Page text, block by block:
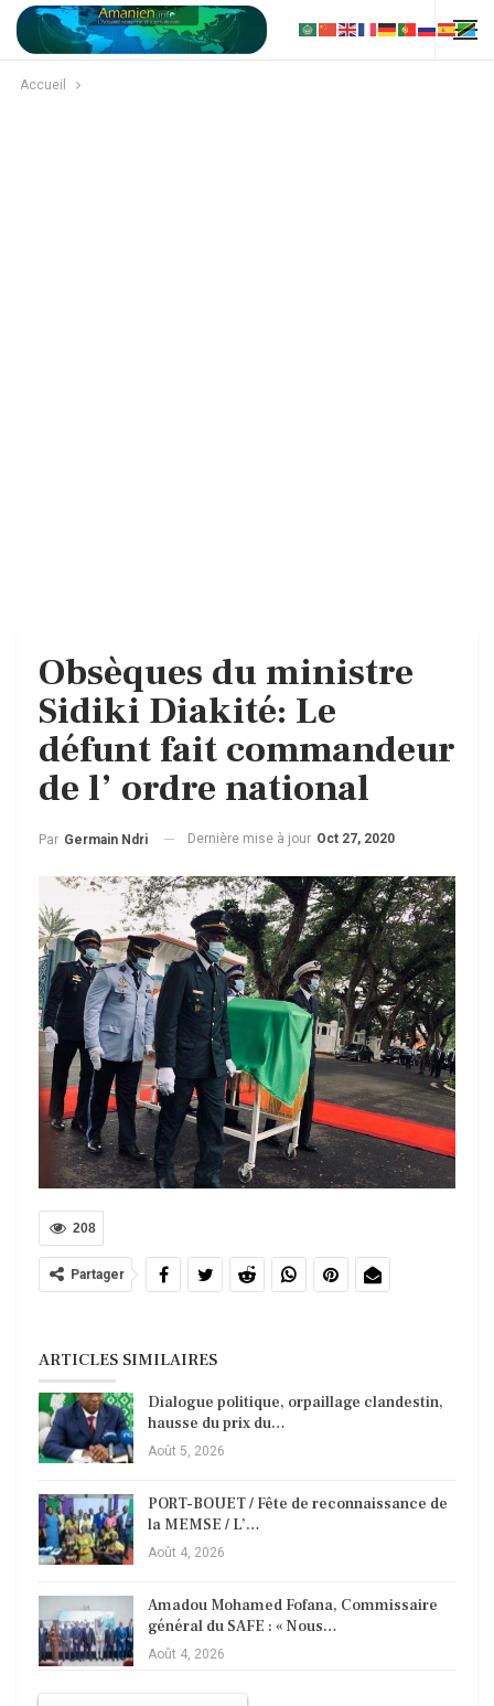
Accueil
Obsèques du ministre
Sidiki Diakité: Le
défunt fait commandeur
de l’ ordre national
Par Germain Ndri Dernière mise à jour Oct 27, 2020
208
Partager
ARTICLES SIMILAIRES
Dialogue politique, orpaillage clandestin,
hausse du prix du…
Août 5, 2026
PORT-BOUET / Fête de reconnaissance de
la MEMSE / L’…
Août 4, 2026
Amadou Mohamed Fofana, Commissaire
général du SAFE : « Nous…
Août 4, 2026